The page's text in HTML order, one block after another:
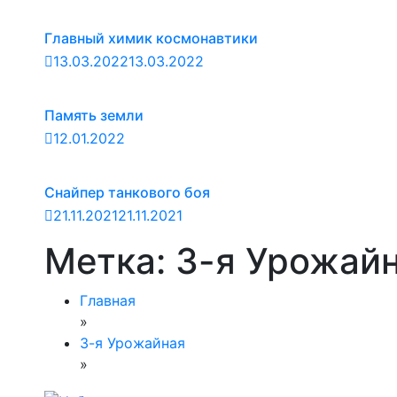
Главный химик космонавтики
13.03.202213.03.2022
Память земли
12.01.2022
Снайпер танкового боя
21.11.202121.11.2021
Метка: 3-я
Главная
»
3-я Урожайная
»